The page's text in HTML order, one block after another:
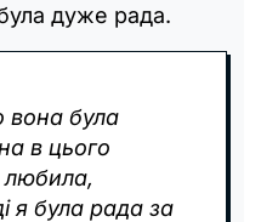
дуже рада.
вона була
в цього
любила,
я була рада за